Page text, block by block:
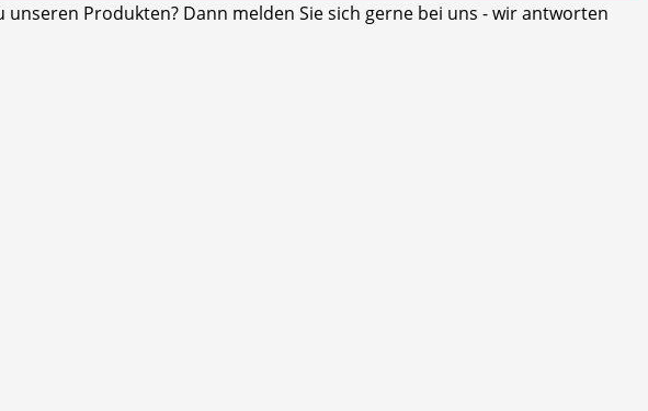
unseren Produkten? Dann melden Sie sich gerne bei uns - wir antworten